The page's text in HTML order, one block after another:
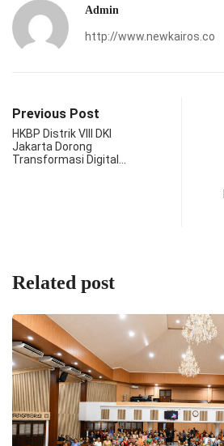
Admin
http://www.newkairos.co
Previous Post
HKBP Distrik VIII DKI
Jakarta Dorong
Transformasi Digital…
Related post